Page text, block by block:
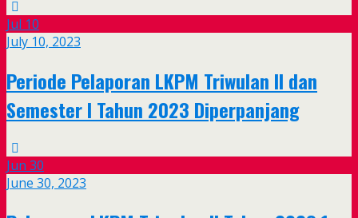
Jul 10
July 10, 2023
Periode Pelaporan LKPM Triwulan II dan
Semester I Tahun 2023 Diperpanjang
Jun 30
June 30, 2023